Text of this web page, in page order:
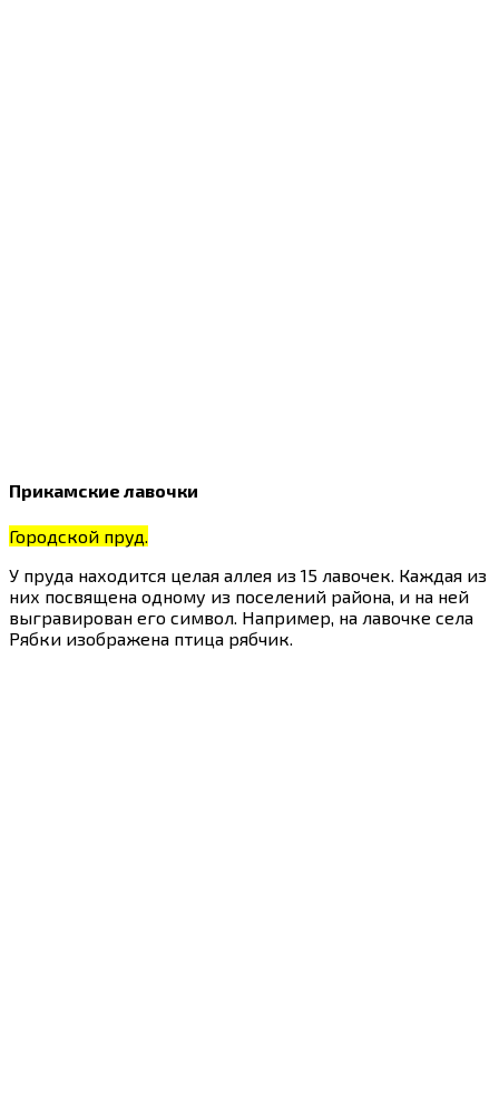
Прикамские лавочки
Городской пруд.
У пруда находится целая аллея из 15 лавочек. Каждая из
них посвящена одному из поселений района, и на ней
выгравирован его символ. Например, на лавочке села
Рябки изображена птица рябчик.